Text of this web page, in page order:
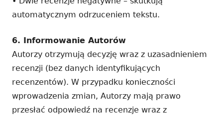
automatycznym odrzuceniem tekstu.
6. Informowanie Autorów
Autorzy otrzymują decyzję wraz z uzasadnieniem
recenzji (bez danych identyfikujących
recenzentów). W przypadku konieczności
wprowadzenia zmian, Autorzy mają prawo
przesłać odpowiedź na recenzje wraz z